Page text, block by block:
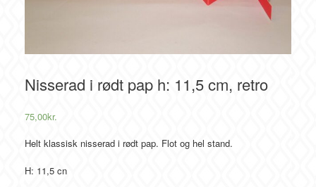
Nisserad i rødt pap h: 11,5 cm, retro
75,00kr.
Helt klassisk nisserad i rødt pap. Flot og hel stand.
H: 11,5 cn